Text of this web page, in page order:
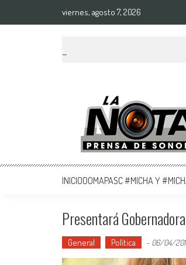
viernes, agosto 7, 2026
La Nota Prensa
Noticias del día
INICIOOOMAPASC #MICHA Y
Presentará
General Política - 06/04/